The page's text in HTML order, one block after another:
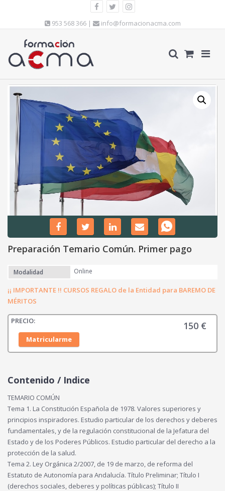
953 568 366 | info@formacionacma.com
Preparación Temario Común. Primer pago
Modalidad Online
¡¡ IMPORTANTE !! CURSOS REGALO de la Entidad para BAREMO DE
MÉRITOS
150 €
Matricularme
Contenido / Indice
TEMARIO COMÚN
Tema 1. La Constitución Española de 1978. Valores superiores y
principios inspiradores. Estudio particular de los derechos y deberes
fundamentales, y de la regulación constitucional de la Jefatura del
Estado y de los Poderes Públicos. Estudio particular del derecho a la
protección de la salud.
Tema 2. Ley Orgánica 2/2007, de 19 de marzo, de reforma del
Estatuto de Autonomía para Andalucía. Título Preliminar; Título I
(derechos sociales, deberes y políticas públicas); Título II